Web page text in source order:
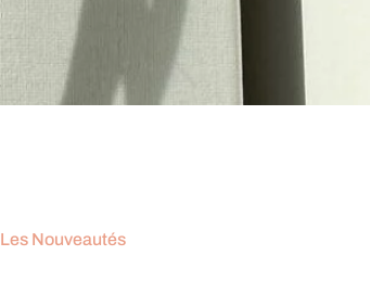
Les Nouveautés